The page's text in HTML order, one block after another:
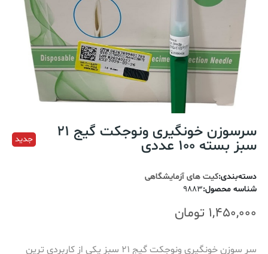
سرسوزن خونگیری ونوجکت گیج 21
سبز بسته 100 عددی جدید
دسته‌بندی:کیت های آزمایشگاهی
شناسه محصول:
9883
1,450,000 تومان
سر سوزن خونگیری ونوجکت گیج 21 سبز یکی از کاربردی ترین